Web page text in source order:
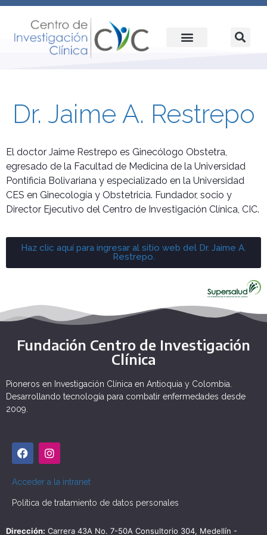
Dr. Jaime A. Restrepo
El doctor Jaime Restrepo es Ginecólogo Obstetra,
egresado de la Facultad de Medicina de la Universidad
Pontificia Bolivariana y especializado en la Universidad
CES en Ginecología y Obstetricia. Fundador, socio y
Director Ejecutivo del Centro de Investigación Clínica, CIC.
Haz clic aquí para ingresar al sitio web del Dr. Jaime A.
Restrepo.
Fundación Centro de Investigación
Clínica
Pioneros en Investigación Clínica en Antioquia y Colombia.
Desarrollando tecnología para combatir enfermedades desde
2009.
Acceder a la intranet
Política de tratamiento de datos personales
Dirección: Carrera 43A No. 7-50A Consultorio 304, Medellín -